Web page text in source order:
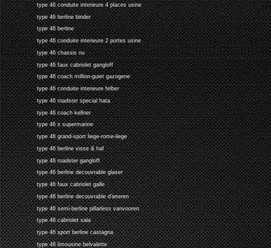
type 46 conduite interieure 4 places usine
type 46 berline binder
type 46 berline
type 46 conduite interieure 2 portes usine
type 46 chassis nu
type 46 faux cabriolet gangloff
type 46 coach million-guiet gazogene
type 46 conduite interieure felber
type 46 roadster special hata
type 46 coach kellner
type 46 s supermarine
type 46 grand-sport liege-rome-liege
type 46 berline visse & haf
type 46 roadster gangloff
type 46 berline decouvrable glaser
type 46 faux cabriolet galle
type 46 berline decouvrable d'ieteren
type 46 semi-berline pillarless vanvooren
type 46 cabriolet sala
type 46 sport berline castagna
type 46 limousine belvalette